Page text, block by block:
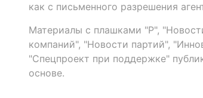
как с письменного разрешения
Материалы с плашками "Р",
компаний", "Новости партий",
"Спецпроект при поддержке"
основе.